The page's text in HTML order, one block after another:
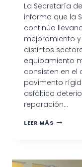
La Secretaría
informa que la
continúa
mejoramiento
distintos
equipamiento
consisten en el
pavimento
asfáltico
reparación…
LEER MÁS